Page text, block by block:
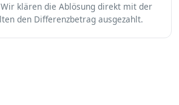
klären die Ablösung direkt mit der
den Differenzbetrag ausgezahlt.